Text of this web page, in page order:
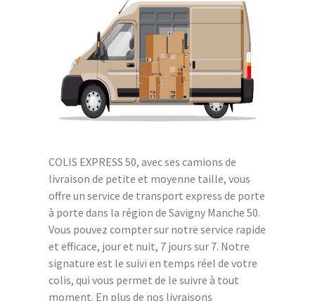
COLIS EXPRESS 50, avec ses camions de
livraison de petite et moyenne taille, vous
offre un service de transport express de porte
à porte dans la région de Savigny Manche 50.
Vous pouvez compter sur notre service rapide
et efficace, jour et nuit, 7 jours sur 7. Notre
signature est le suivi en temps réel de votre
colis, qui vous permet de le suivre à tout
moment. En plus de nos livraisons